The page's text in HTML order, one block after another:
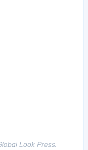
Look Press.